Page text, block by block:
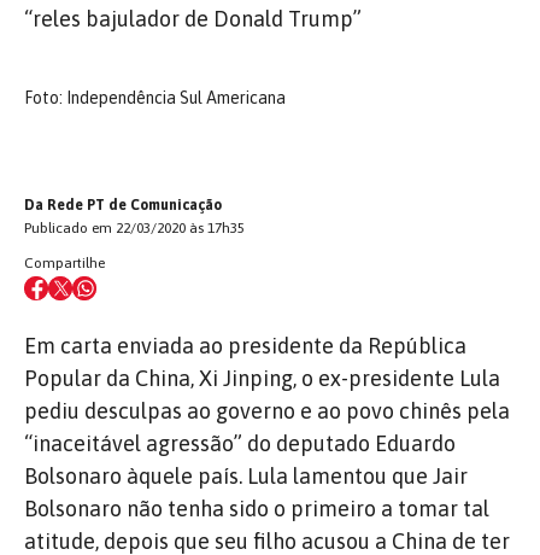
“reles bajulador de Donald Trump”
Foto: Independência Sul Americana
Da Rede PT de Comunicação
Publicado em 22/03/2020 às 17h35
Compartilhe
Em carta enviada ao presidente da República
Popular da China, Xi Jinping, o ex-presidente Lula
pediu desculpas ao governo e ao povo chinês pela
“inaceitável agressão” do deputado Eduardo
Bolsonaro àquele país. Lula lamentou que Jair
Bolsonaro não tenha sido o primeiro a tomar tal
atitude, depois que seu filho acusou a China de ter